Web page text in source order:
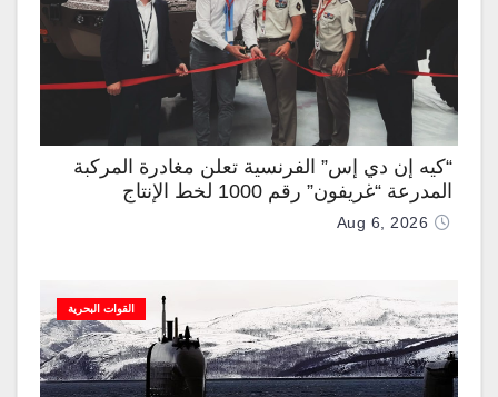
“كيه إن دي إس” الفرنسية تعلن مغادرة المركبة
المدرعة “غريفون” رقم 1000 لخط الإنتاج
Aug 6, 2026
القوات البحرية